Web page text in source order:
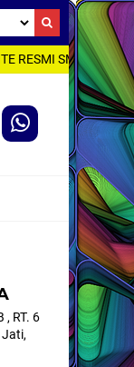
RESMI SMP
, RT. 6
Jati,